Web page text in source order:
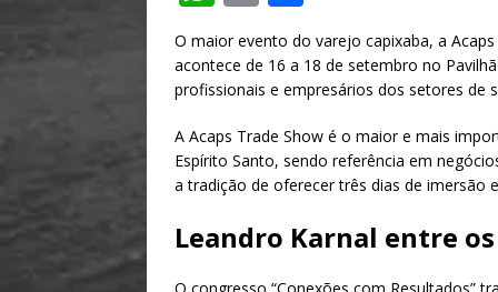
h
at
s
A
p
p
m
ai
l
ar
e
O maior evento do varejo capixaba, a
acontece de 16 a 18 de setembro no
profissionais e empresários dos setores de
A Acaps Trade Show é o maior e mais
Espírito Santo, sendo referência em
a tradição de oferecer três dias de imersão
Leandro Karnal entre